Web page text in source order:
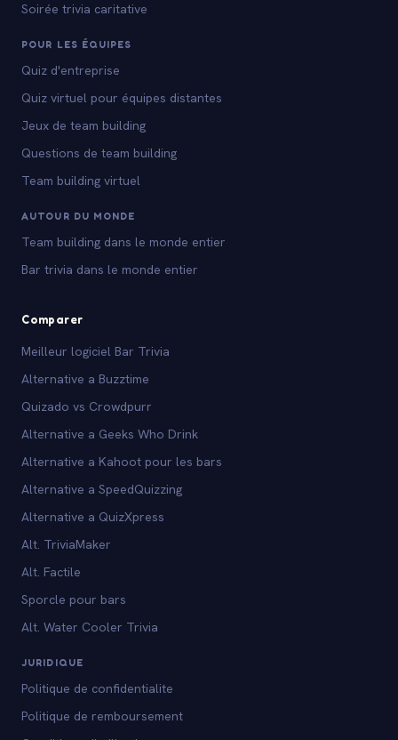
Soirée trivia caritative
POUR LES ÉQUIPES
Quiz d'entreprise
Quiz virtuel pour équipes distantes
Jeux de team building
Questions de team building
Team building virtuel
AUTOUR DU MONDE
Team building dans le monde entier
Bar trivia dans le monde entier
Comparer
Meilleur logiciel Bar Trivia
Alternative a Buzztime
Quizado vs Crowdpurr
Alternative a Geeks Who Drink
Alternative a Kahoot pour les bars
Alternative a SpeedQuizzing
Alternative a QuizXpress
Alt. TriviaMaker
Alt. Factile
Sporcle pour bars
Alt. Water Cooler Trivia
JURIDIQUE
Politique de confidentialite
Politique de remboursement